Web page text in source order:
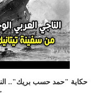
حكاية "حمد حسب بريك"..